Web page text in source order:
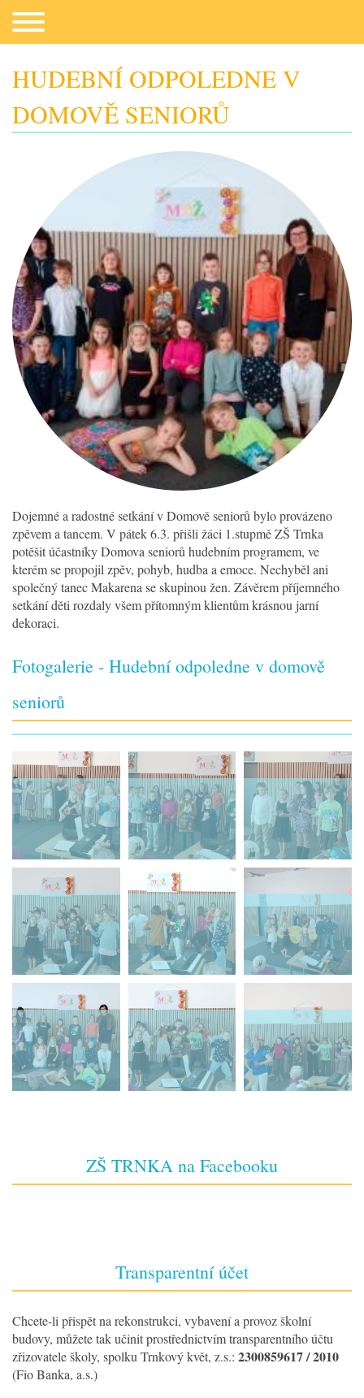
Co potřebujeme
Fotogalerie
Kontakt
HUDEBNÍ ODPOLEDNE V
DOMOVĚ SENIORŮ
Dojemné a radostné setkání v Domově seniorů bylo provázeno
zpěvem a tancem. V pátek 6.3. přišli žáci 1.stupmě ZŠ Trnka
potěšit účastníky Domova seniorů hudebním programem, ve
kterém se propojil zpěv, pohyb, hudba a emoce. Nechyběl ani
společný tanec Makarena se skupinou žen. Závěrem příjemného
setkání děti rozdaly všem přítomným klientům krásnou jarní
dekoraci.
Fotogalerie - Hudební odpoledne v domově
seniorů
ZŠ TRNKA na Facebooku
Transparentní účet
Chcete-li přispět na rekonstrukci, vybavení a provoz školní
budovy, můžete tak učinit prostřednictvím transparentního účtu
zřizovatele školy, spolku Trnkový květ, z.s.: 2300859617 / 2010
(Fio Banka, a.s.)